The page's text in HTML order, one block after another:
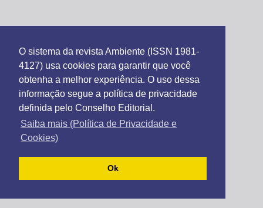
O sistema da revista Ambiente (ISSN 1981-
4127) usa cookies para garantir que você
obtenha a melhor experiência. O uso dessa
informação segue a política de privacidade
definida pelo Conselho Editorial.
Saiba mais (Política de Privacidade e
Cookies)
Ok